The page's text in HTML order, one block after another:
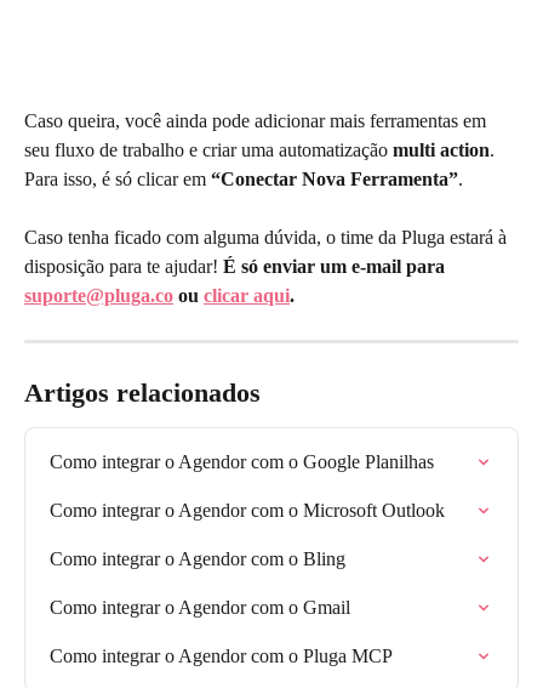
Caso queira, você ainda pode adicionar mais ferramentas em
seu fluxo de trabalho e criar uma automatização multi action.
Para isso, é só clicar em “Conectar Nova Ferramenta”.
Caso tenha ficado com alguma dúvida, o time da Pluga estará à
disposição para te ajudar! É só enviar um e-mail para
suporte@pluga.co ou clicar aqui.
Artigos relacionados
Como integrar o Agendor com o Google Planilhas
Como integrar o Agendor com o Microsoft Outlook
Como integrar o Agendor com o Bling
Como integrar o Agendor com o Gmail
Como integrar o Agendor com o Pluga MCP